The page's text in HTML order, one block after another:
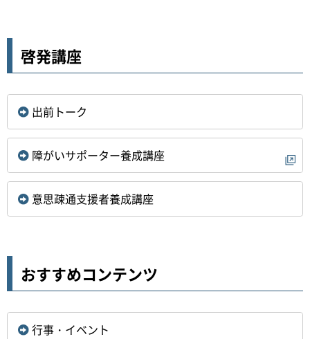
啓発講座
出前トーク
障がいサポーター養成講座
意思疎通支援者養成講座
おすすめコンテンツ
行事・イベント